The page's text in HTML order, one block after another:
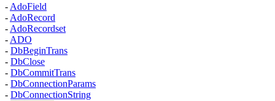
-AdoField
-AdoRecord
-AdoRecordset
-ADO
- DbBeginTrans
- DbClose
- DbCommitTrans
- DbConnectionParams
- DbConnectionString